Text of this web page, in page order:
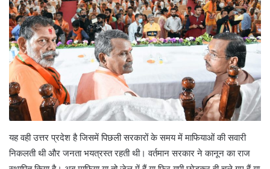
यह वही उत्तर प्रदेश है जिसमें पिछली सरकारों के समय में माफियाओं की सवारी
निकलती थी और जनता भयत्रस्त रहती थी। वर्तमान सरकार ने कानून का राज